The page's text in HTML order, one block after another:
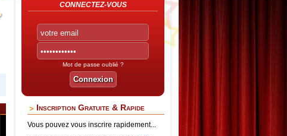
CONNECTEZ-VOUS
Mot de passe oublié ?
Inscription Gratuite & Rapide
Vous pouvez vous inscrire rapidement...